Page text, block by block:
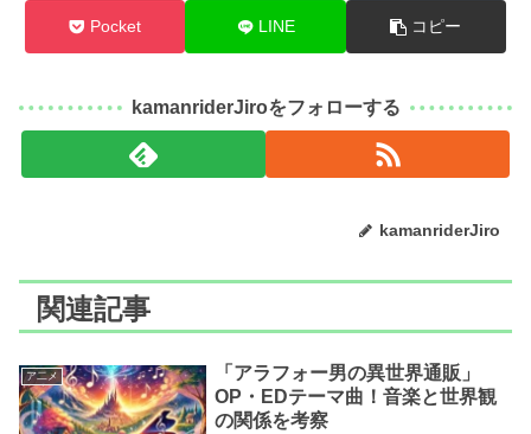
Pocket LINE コピー
kamanriderJiroをフォローする
kamanriderJiro
関連記事
ア二メ
「アラフォー男の異世界通販」
OP・EDテーマ曲！音楽と世界観
の関係を考察